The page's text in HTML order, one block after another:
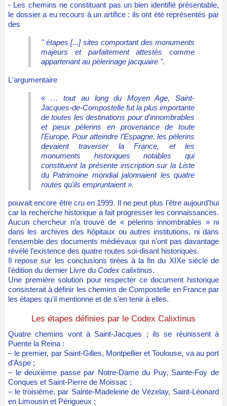
- Les chemins ne constituant pas un bien identifié présentable,
le dossier a eu recours à un artifice : ils ont été représentés par
des
" étapes [...] sites comportant des monuments
majeurs et parfaitement attestés comme
appartenant au pèlerinage jacquaire ".
L'argumentaire
« … tout au long du Moyen Age, Saint-
Jacques-de-Compostelle fut la plus importante
de toutes les destinations pour d'innombrables
et pieux pèlerins en provenance de toute
l'Europe. Pour atteindre l'Espagne, les pèlerins
devaient traverser la France, et les
monuments historiques notables qui
constituent la présente inscription sur la Liste
du Patrimoine mondial jalonnaient les quatre
routes qu'ils empruntaient ».
pouvait encore être cru en 1999. Il ne peut plus l’être aujourd’hui
car la recherche historique a fait progresser les connaissances.
Aucun chercheur n’a trouvé de « pèlerins innombrables » ni
dans les archives des hôpitaux ou autres institutions, ni dans
l’ensemble des documents médiévaux qui n’ont pas davantage
révélé l’existence des quatre routes soi-disant historiques.
Il repose sur les conclusions tirées à la fin du XIXe siècle de
l'édition du dernier Livre du Codex calixtinus.
Une première solution pour respecter ce document historique
consisterait à définir les chemins de Compostelle en France par
les étapes qu'il mentionne et de s'en tenir à elles.
Les étapes définies par le Codex Calixtinus
Quatre chemins vont à Saint-Jacques ; ils se réunissent à
Puente la Reina :
– le premier, par Saint-Gilles, Montpellier et Toulouse, va au port
d’Aspe ;
– le deuxième passe par Notre-Dame du Puy, Sainte-Foy de
Conques et Saint-Pierre de Moissac ;
– le troisième, par Sainte-Madeleine de Vézelay, Saint-Léonard
en Limousin et Périgueux ;